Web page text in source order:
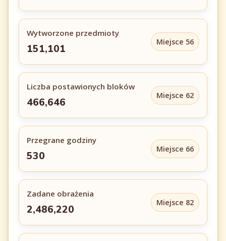
Wytworzone przedmioty
151,101
Miejsce 56
Liczba postawionych bloków
466,646
Miejsce 62
Przegrane godziny
530
Miejsce 66
Zadane obrażenia
2,486,220
Miejsce 82